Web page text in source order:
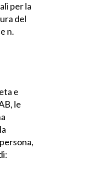
per la
del
n.
e
le